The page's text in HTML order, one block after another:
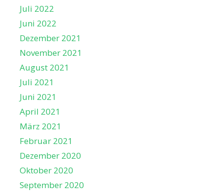
Juli 2022
Juni 2022
Dezember 2021
November 2021
August 2021
Juli 2021
Juni 2021
April 2021
März 2021
Februar 2021
Dezember 2020
Oktober 2020
September 2020